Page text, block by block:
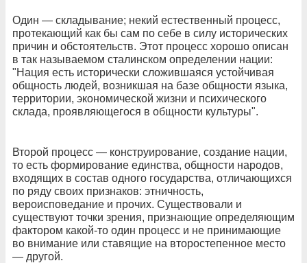
Один — складывание; некий естественный процесс,
протекающий как бы сам по себе в силу исторических
причин и обстоятельств. Этот процесс хорошо описан
в так называемом сталинском определении нации:
"Нация есть исторически сложившаяся устойчивая
общность людей, возникшая на базе общности языка,
территории, экономической жизни и психического
склада, проявляющегося в общности культуры".
Второй процесс — конструирование, создание нации,
то есть формирование единства, общности народов,
входящих в состав одного государства, отличающихся
по ряду своих признаков: этничность,
вероисповедание и прочих. Существовали и
существуют точки зрения, признающие определяющим
фактором какой-то один процесс и не принимающие
во внимание или ставящие на второстепенное место
— другой.